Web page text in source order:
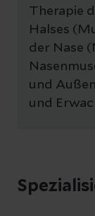
Therapie
Halses
der Nase
und
und